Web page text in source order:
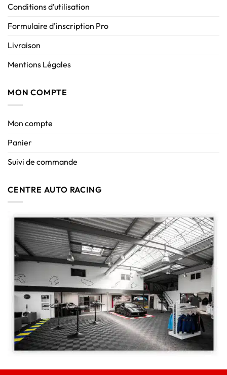
Conditions d’utilisation
Formulaire d’inscription Pro
Livraison
Mentions Légales
MON COMPTE
Mon compte
Panier
Suivi de commande
CENTRE AUTO RACING